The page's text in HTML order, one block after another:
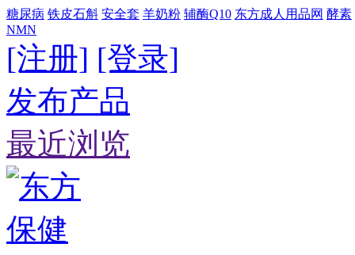
糖尿病 铁皮石斛 安全套 羊奶粉 辅酶Q10 东方成人用品网 酵素
NMN
[注册] [登录]
发布产品
最近浏览